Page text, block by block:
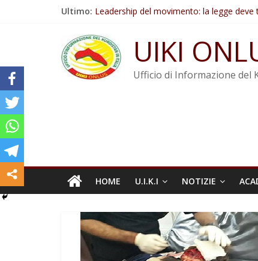
Ultimo: Leadership del movimento: la legge
Non tenere conto della situazione di
Il KNK chiede un’azione internazionale
Abdullah Öcalan: Le legge negativa deve
UIKI
Ufficio di Informazione del
HOME U.I.K.I NOTIZIE